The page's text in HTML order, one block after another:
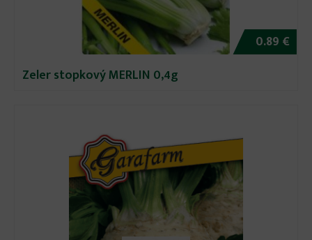
0.89 €
Zeler stopkový MERLIN 0,4g